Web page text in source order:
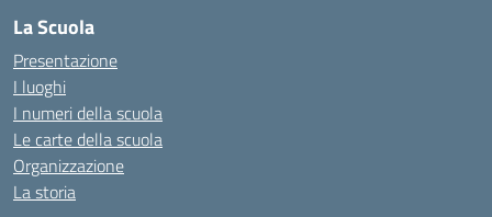
La Scuola
Presentazione
I luoghi
I numeri della scuola
Le carte della scuola
Organizzazione
La storia